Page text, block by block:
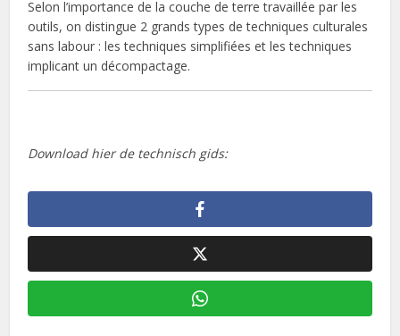
Selon l’importance de la couche de terre travaillée par les
outils, on distingue 2 grands types de techniques culturales
sans labour : les techniques simplifiées et les techniques
implicant un décompactage.
Download hier de technisch gids: